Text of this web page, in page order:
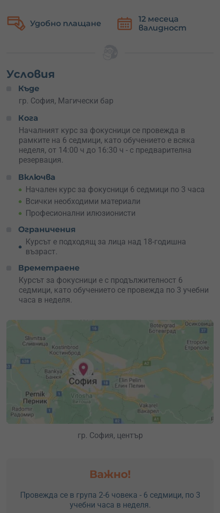
Научи тайните задистинското магическо шоукато се
запишеш за курс за фокусници, провеждан от
си мечтал да научиш, и ще ти покажат тайния свят на
магьосничеството.
По време на обучението ще се научиш на:
Разчупване на леда в непозната среда и по-лесно
социализиране;
Усъвършенстване на критичното мислене;
Самодисциплина;
Усъвършенстване на креативността;
Придобиване на самоувереност и харизма;
Как да бъдеш звездата на компанията.
За тези, които желаят да практикуват наученото по
време на курса, се предлагат възможности за изява.
Удобно плащане
12 месеца
валидност
Условия
Къде
гр. София, Магически бар
Кога
Началният курс за фокусници се провежда в
рамките на 6 седмици, като обучението е всяка
неделя, от 14:00 ч до 16:30 ч - с предварителна
резервация.
Включва
Начален курс за фокусници 6 седмици по 3 часа
Всички необходими материали
Професионални илюзионисти
Ограничения
Курсът е подходящ за лица над 18-годишна
възраст.
Времетраене
Курсът за фокусници е с продължителност 6
седмици, като обучението се провежда по 3 учебни
часа в неделя.
гр. София, център
Важно!
Провежда се в група 2-6 човека - 6 седмици, по 3
учебни часа в неделя.